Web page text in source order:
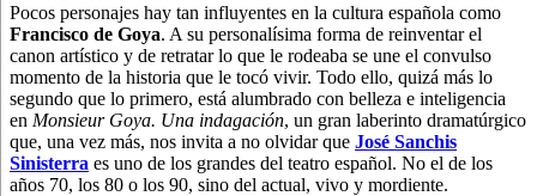
Pocos personajes hay tan influyentes en la cultura española como
Francisco de Goya. A su personalísima forma de reinventar el
canon artístico y de retratar lo que le rodeaba se une el convulso
momento de la historia que le tocó vivir. Todo ello, quizá más lo
segundo que lo primero, está alumbrado con belleza e inteligencia
en Monsieur Goya. Una indagación, un gran laberinto dramatúrgico
que, una vez más, nos invita a no olvidar que José Sanchis
Sinisterra es uno de los grandes del teatro español. No el de los
años 70, los 80 o los 90, sino del actual, vivo y mordiente.